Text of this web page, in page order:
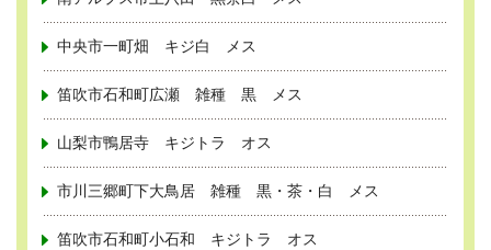
中央市一町畑 キジ白 メス
笛吹市石和町広瀬 雑種 黒 メス
山梨市鴨居寺 キジトラ オス
市川三郷町下大鳥居 雑種 黒・茶・白 メス
笛吹市石和町小石和 キジトラ オス